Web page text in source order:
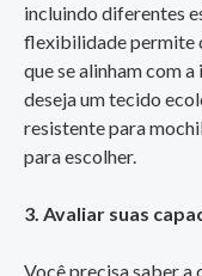
incluindo diferentes
flexibilidade permite
que se alinham com
deseja um tecido
resistente para
para escolher.
3. Avaliar suas
Você precisa saber a